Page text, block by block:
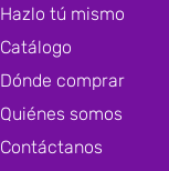
Hazlo tú mismo
Catálogo
Dónde comprar
Quiénes somos
Contáctanos